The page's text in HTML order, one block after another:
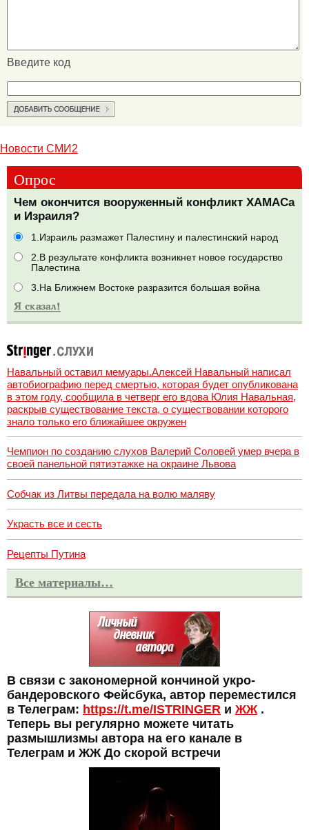
Введите код
Новости СМИ2
Опрос
Чем окончится вооруженный конфликт ХАМАСа
и Израиля?
1.Израиль размажет Палестину и палестинский народ
2.В результате конфликта возникнет новое государство
Палестина
3.На Ближнем Востоке разразится большая война
Навальный оставил мемуары.Алексей Навальный написал
автобиографию перед смертью, которая будет опубликована
в этом году, сообщила в четверг его вдова Юлия Навальная,
раскрыв существование текста, о существовании которого
знало только его ближайшее окружен
Чемпион по созданию слухов Валерий Соловей умер вчера в
своей панельной пятиэтажке на окраине Львова
Собчак из Литвы передала на волю маляву
Украсть все и сесть
Рецепты Путина
Все материалы…
В связи с закономерной кончиной укро-
бандеровского Фейсбука, автор переместился
в Телеграм: https://t.me/ISTRINGER и ЖЖ.
Теперь вы регулярно можете читать
размышлизмы автора на его канале в
Телеграм и ЖЖ До скорой встречи